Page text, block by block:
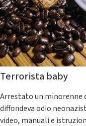
Terrorista baby
Arrestato un minorenne
diffondeva odio
video, manuali e